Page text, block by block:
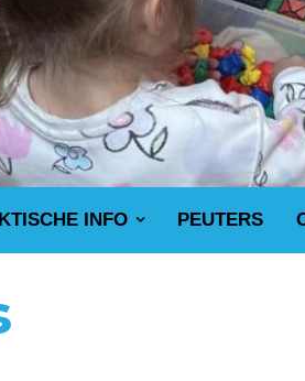
INFO PEUTERS